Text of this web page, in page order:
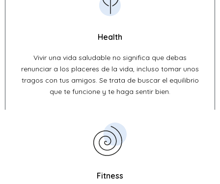
Health
Vivir una vida saludable no significa que debas
renunciar a los placeres de la vida, incluso tomar unos
tragos con tus amigos. Se trata de buscar el equilibrio
que te funcione y te haga sentir bien.
Fitness